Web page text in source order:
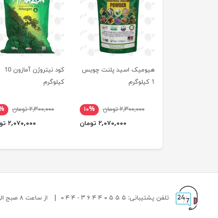
هیومیک اسید پلنت چویس
1 کیلوگرم
۲,۳۰۰,۰۰۰ تومان
۱۰%
۲,۰۷۰,۰۰۰ تومان
کود نیتروژن آمازون 10
کیلوگرم
۲,۳۰۰,۰۰۰ تومان
۲,۰۷۰,۰۰۰ تومان
تلفن پشتیبانی: ۵ ۵ ۵ ۰ ۴ ۴ ۶ ۳ - ۴ ۴ ۰ از ساعت ۸ صبح الی ۱۹ شب پاسخگوی شما هستیم.